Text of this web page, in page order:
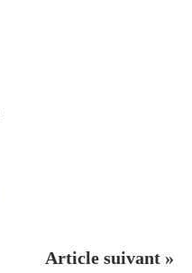
Article suivant »